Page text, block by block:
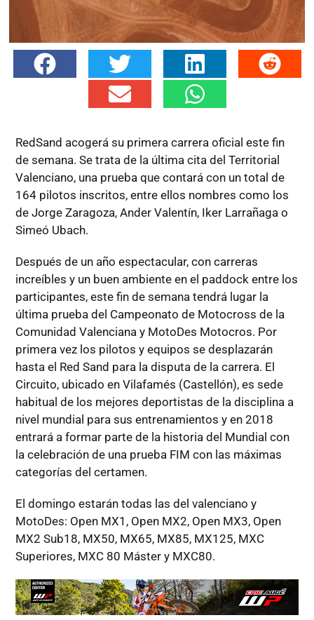
RedSand acogerá su primera carrera oficial este fin
de semana. Se trata de la última cita del Territorial
Valenciano, una prueba que contará con un total de
164 pilotos inscritos, entre ellos nombres como los
de Jorge Zaragoza, Ander Valentín, Iker Larrañaga o
Simeó Ubach.
Después de un año espectacular, con carreras
increíbles y un buen ambiente en el paddock entre los
participantes, este fin de semana tendrá lugar la
última prueba del Campeonato de Motocross de la
Comunidad Valenciana y MotoDes Motocros. Por
primera vez los pilotos y equipos se desplazarán
hasta el Red Sand para la disputa de la carrera. El
Circuito, ubicado en Vilafamés (Castellón), es sede
habitual de los mejores deportistas de la disciplina a
nivel mundial para sus entrenamientos y en 2018
entrará a formar parte de la historia del Mundial con
la celebración de una prueba FIM con las máximas
categorías del certamen.
El domingo estarán todas las del valenciano y
MotoDes: Open MX1, Open MX2, Open MX3, Open
MX2 Sub18, MX50, MX65, MX85, MX125, MXC
Superiores, MXC 80 Máster y MXC80.